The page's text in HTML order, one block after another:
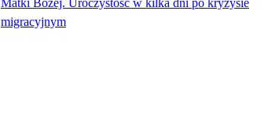
Matki Bożej. Uroczystość w kilka dni po kryzysie
migracyjnym